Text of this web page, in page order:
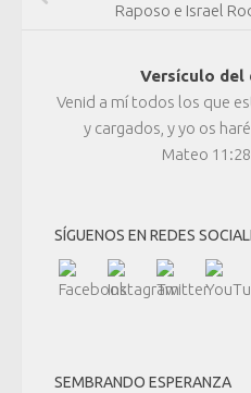
Raposo e Israel
Versículo del
Venid a mí todos los que
y cargados, y yo os
Mateo 11:28
SÍGUENOS EN REDES
SEMBRANDO ESPERANZA